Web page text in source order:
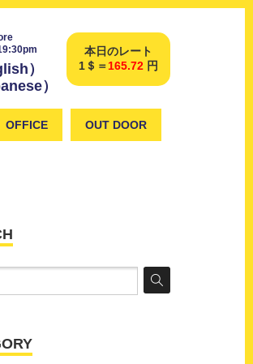
OFFICE OUT DOOR
）
）
本日のレート
1＄＝165.72 円